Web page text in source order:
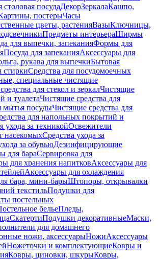
столовая посудаДекорЗеркалаКашпо,
постерыЧасы
цветы, растенияВазыКлючницы,
Предметы интерьераШирмы
для выпечки, запеканияФормы для
Посуда для запеканияАксессуары для
рукава для выпечкиБытовая
стиркиСредства для посудомоечных
специальные чистящие
для стекол и зеркалЧистящие
и туалетаЧистящие средства для
мытья посудыЧистящие средства для
для напольных покрытий и
ухода за техникойОсвежители
насекомыхСредства ухода за
за обувьюДезинфицирующие
для бараСервировка для
для хранения напитковАксессуары для
Аксессуары для охлаждения
бара, мини-барыШтопоры, открывалки
текстильПодушки для
постельных
бельеПледы,
СкатертиПодушки декоративныеМаски,
для домашнего
ножи, аксессуарыНожиАксессуары
Ножеточки и комплектующиеКовры и
Ковры, циновки, шкурыКовры,